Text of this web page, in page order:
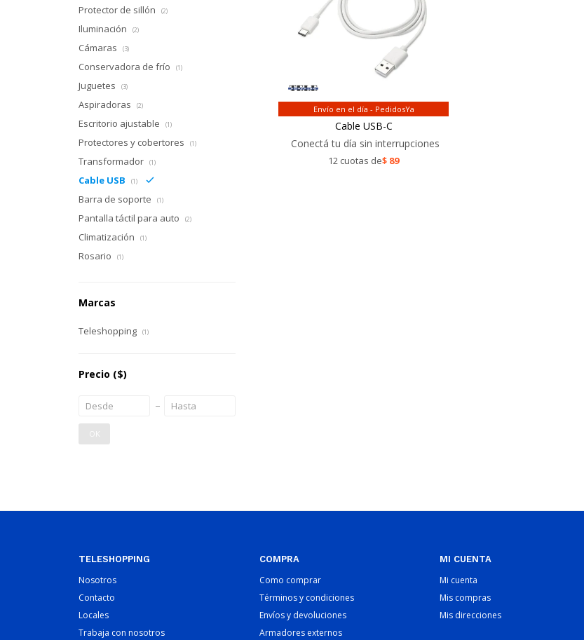
Envío en el día - PedidosYa
Cable USB-C
Conectá tu día sin interrupciones
12 cuotas de$ 89
Protector de sillón (2)
Iluminación (2)
Cámaras (3)
Conservadora de frío (1)
Juguetes (3)
Aspiradoras (2)
Escritorio ajustable (1)
Protectores y cobertores (1)
Transformador (1)
Cable USB (1)
Barra de soporte (1)
Pantalla táctil para auto (2)
Climatización (1)
Rosario (1)
Marcas
Teleshopping (1)
Precio ($)
OK
TELESHOPPING
Nosotros
Contacto
Locales
Trabaja con nosotros
COMPRA
Como comprar
Términos y condiciones
Envíos y devoluciones
Armadores externos
MI CUENTA
Mi cuenta
Mis compras
Mis direcciones